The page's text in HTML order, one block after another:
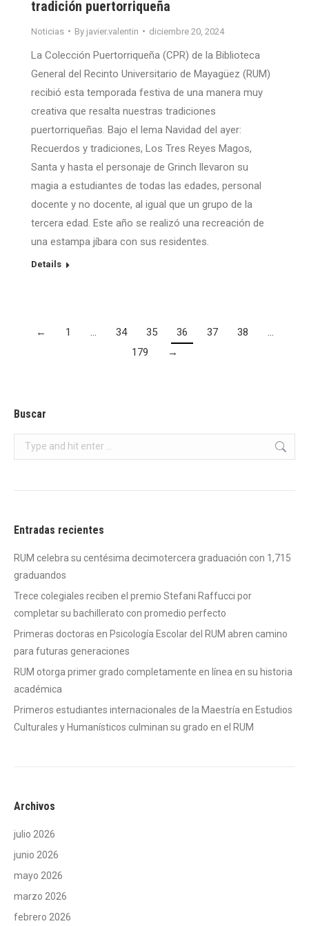
tradición puertorriqueña
Noticias By javier.valentin diciembre 20, 2024
La Colección Puertorriqueña (CPR) de la Biblioteca
General del Recinto Universitario de Mayagüez (RUM)
recibió esta temporada festiva de una manera muy
creativa que resalta nuestras tradiciones
puertorriqueñas. Bajo el lema Navidad del ayer:
Recuerdos y tradiciones, Los Tres Reyes Magos,
Santa y hasta el personaje de Grinch llevaron su
magia a estudiantes de todas las edades, personal
docente y no docente, al igual que un grupo de la
tercera edad. Este año se realizó una recreación de
una estampa jíbara con sus residentes.
Details
← 1 … 34 35 36 37 38
…
179
→
Buscar
Search:
Entradas recientes
RUM celebra su centésima decimotercera graduación con 1,715
graduandos
Trece colegiales reciben el premio Stefani Raffucci por
completar su bachillerato con promedio perfecto
Primeras doctoras en Psicología Escolar del RUM abren camino
para futuras generaciones
RUM otorga primer grado completamente en línea en su historia
académica
Primeros estudiantes internacionales de la Maestría en Estudios
Culturales y Humanísticos culminan su grado en el RUM
Archivos
julio 2026
junio 2026
mayo 2026
marzo 2026
febrero 2026